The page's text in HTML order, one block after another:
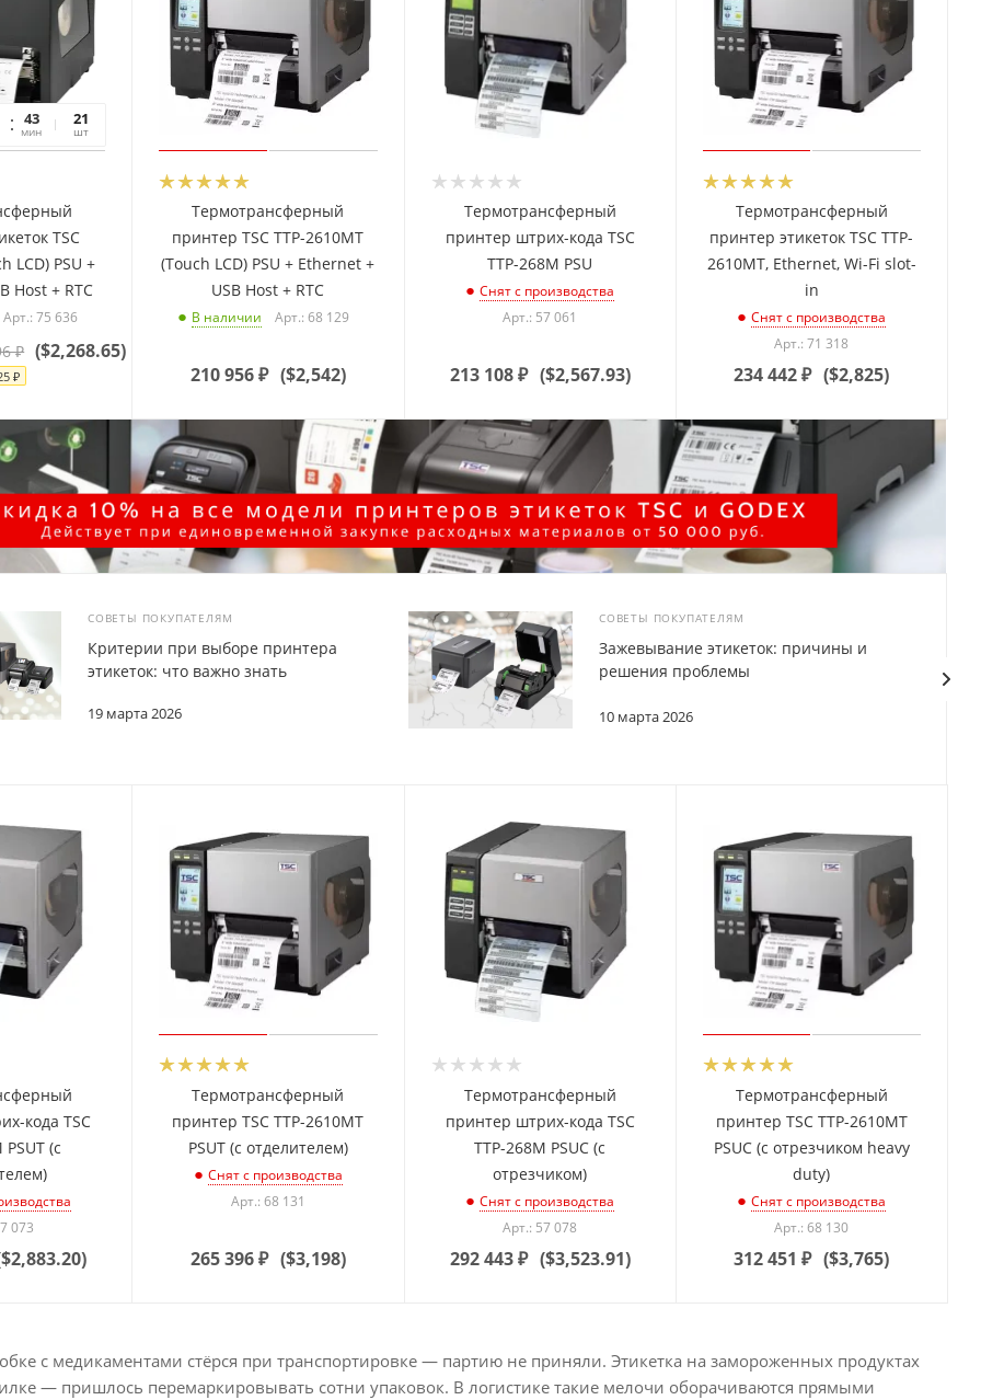
43
мин
22
сек
21
шт
TSC
LCD) PSU +
Host + RTC
Арт.: 75 636
₽
₽
($2,268.65)
Термотрансферный
принтер TSC TTP-2610MT
(Touch LCD) PSU + Ethernet +
USB Host + RTC
В наличии Арт.: 68 129
210 956₽ ($2,542)
Термотрансферный
принтер штрих-кода TSC
TTP-268M PSU
Снят с производства
Арт.: 57 061
213 108₽ ($2,567.93)
Термотрансферный
принтер этикеток TSC TTP-
2610MT, Ethernet, Wi-Fi slot-
in
Снят с производства
Арт.: 71 318
234 442₽ ($2,825)
СОВЕТЫ ПОКУПАТЕЛЯМ
19 марта 2026
Критерии при выборе принтера
этикеток: что важно знать
СОВЕТЫ ПОКУПАТЕЛЯМ
10 марта 2026
Зажевывание этикеток: причины и
решения проблемы
кода TSC
(с
073
$2,883.20)
Термотрансферный
принтер TSC TTP-2610MT
PSUT (с отделителем)
Снят с производства
Арт.: 68 131
265 396₽ ($3,198)
Термотрансферный
принтер штрих-кода TSC
TTP-268M PSUC (с
отрезчиком)
Снят с производства
Арт.: 57 078
292 443₽ ($3,523.91)
Термотрансферный
принтер TSC TTP-2610MT
PSUC (с отрезчиком heavy
duty)
Снят с производства
Арт.: 68 130
312 451 ₽ ($3,765)
с медикаментами стёрся при транспортировке — партию не приняли. Этикетка на замороженных продуктах
— пришлось перемаркировывать сотни упаковок. В логистике такие мелочи оборачиваются прямыми